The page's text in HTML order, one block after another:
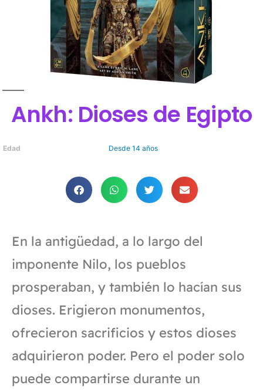
Ankh: Dioses de Egipto
Edad Desde 14 años
En la antigüedad, a lo largo del
imponente Nilo, los pueblos
prosperaban, y también lo hacían sus
dioses. Erigieron monumentos,
ofrecieron sacrificios y estos dioses
adquirieron poder. Pero el poder solo
puede compartirse durante un